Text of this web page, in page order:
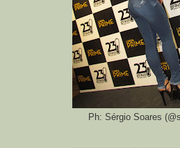
Ph: Sérgio Soares